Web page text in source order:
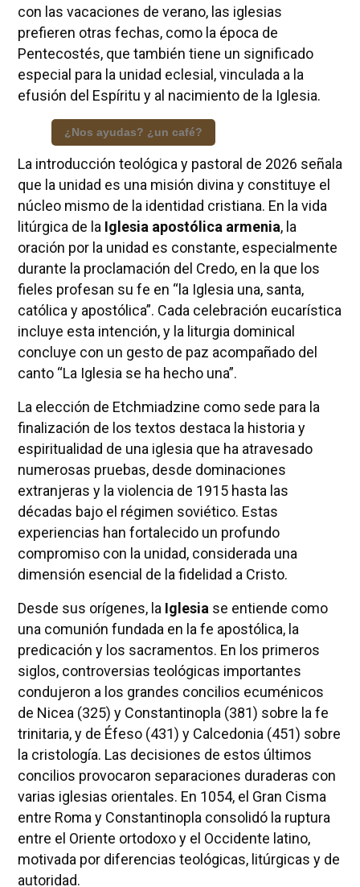
con las vacaciones de verano, las iglesias
prefieren otras fechas, como la época de
Pentecostés, que también tiene un significado
especial para la unidad eclesial, vinculada a la
efusión del Espíritu y al nacimiento de la Iglesia.
¿Nos ayudas? ¿un café?
La introducción teológica y pastoral de 2026 señala
que la unidad es una misión divina y constituye el
núcleo mismo de la identidad cristiana. En la vida
litúrgica de la Iglesia apostólica armenia, la
oración por la unidad es constante, especialmente
durante la proclamación del Credo, en la que los
fieles profesan su fe en “la Iglesia una, santa,
católica y apostólica”. Cada celebración eucarística
incluye esta intención, y la liturgia dominical
concluye con un gesto de paz acompañado del
canto “La Iglesia se ha hecho una”.
La elección de Etchmiadzine como sede para la
finalización de los textos destaca la historia y
espiritualidad de una iglesia que ha atravesado
numerosas pruebas, desde dominaciones
extranjeras y la violencia de 1915 hasta las
décadas bajo el régimen soviético. Estas
experiencias han fortalecido un profundo
compromiso con la unidad, considerada una
dimensión esencial de la fidelidad a Cristo.
Desde sus orígenes, la Iglesia se entiende como
una comunión fundada en la fe apostólica, la
predicación y los sacramentos. En los primeros
siglos, controversias teológicas importantes
condujeron a los grandes concilios ecuménicos
de Nicea (325) y Constantinopla (381) sobre la fe
trinitaria, y de Éfeso (431) y Calcedonia (451) sobre
la cristología. Las decisiones de estos últimos
concilios provocaron separaciones duraderas con
varias iglesias orientales. En 1054, el Gran Cisma
entre Roma y Constantinopla consolidó la ruptura
entre el Oriente ortodoxo y el Occidente latino,
motivada por diferencias teológicas, litúrgicas y de
autoridad.